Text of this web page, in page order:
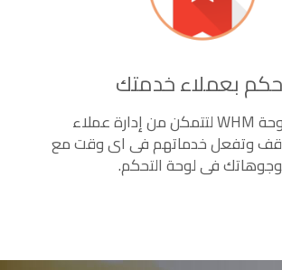
بعملاء خدمتك
حساب بلوحة WHM لتتمكن من إدارة عملاء
وتفعل خدماتهم فى اى وقت مع
فى لوحة التحكم.